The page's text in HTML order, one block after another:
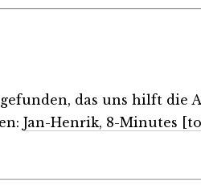
das uns hilft die
Jan-Henrik, 8-Minutes